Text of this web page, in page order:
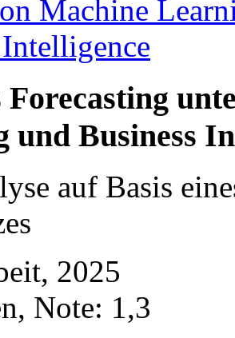
Forecasting
und Business
auf Basis
2025
Note: 1,3